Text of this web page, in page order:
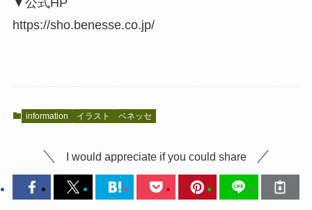
▼公式HP
https://sho.benesse.co.jp/
information イラスト ベネッセ
I would appreciate if you could share